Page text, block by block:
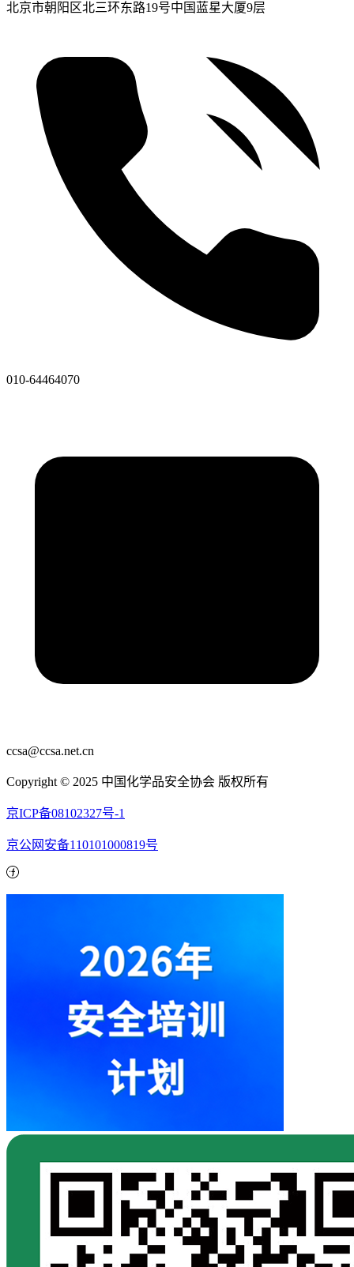
北京市朝阳区北三环东路19号中国蓝星大厦9层
010-64464070
ccsa@ccsa.net.cn
Copyright © 2025 中国化学品安全协会 版权所有
京ICP备08102327号-1
京公网安备110101000819号